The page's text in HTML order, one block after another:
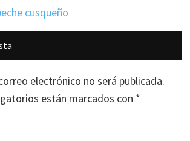
cusqueño
electrónico no será publicada.
están marcados con *